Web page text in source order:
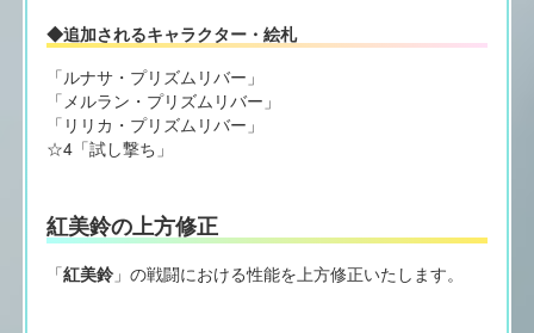
◆追加されるキャラクター・絵札
「ルナサ・プリズムリバー」
「メルラン・プリズムリバー」
「リリカ・プリズムリバー」
☆4「試し撃ち」
紅美鈴の上方修正
「紅美鈴」の戦闘における性能を上方修正いたします。